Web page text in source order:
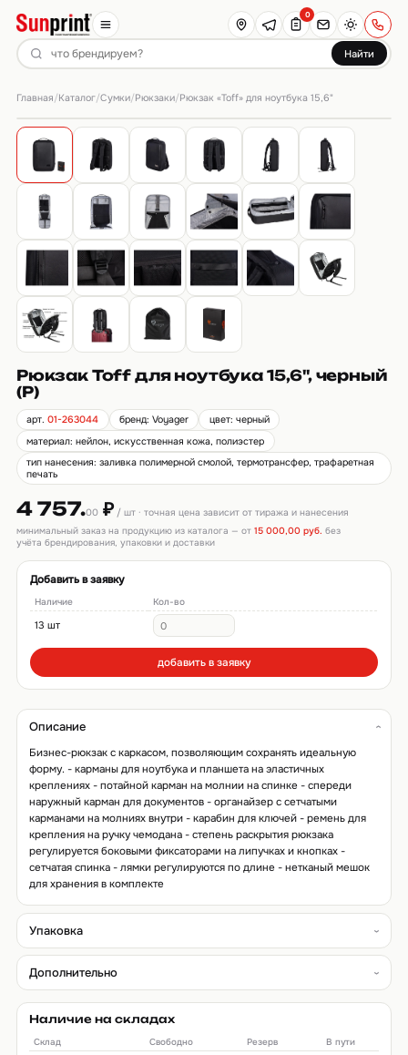
Найти
0
Главная/Каталог/Сумки/Рюкзаки/Рюкзак «Toff» для ноутбука 15,6"
Рюкзак Toff для ноутбука 15,6'', черный
(Р)
арт.01-263044 бренд: Voyager
цвет: черный
материал: нейлон, искусственная кожа, полиэстер
тип нанесения: заливка полимерной смолой, термотрансфер, трафаретная
печать
4 757.00₽/ шт · точная цена зависит от тиража и нанесения
минимальный заказ на продукцию из каталога — от 15 000,00 руб. без
учёта брендирования, упаковки и доставки
Добавить в заявку
Наличие Кол-во
13 шт
добавить в заявку
Описание
Бизнес-рюкзак с каркасом, позволяющим сохранять идеальную
форму. - карманы для ноутбука и планшета на эластичных
креплениях - потайной карман на молнии на спинке - спереди
наружный карман для документов - органайзер с сетчатыми
карманами на молниях внутри - карабин для ключей - ремень для
крепления на ручку чемодана - степень раскрытия рюкзака
регулируется боковыми фиксаторами на липучках и кнопках -
сетчатая спинка - лямки регулируются по длине - нетканый мешок
для хранения в комплекте
Упаковка
Дополнительно
Наличие на складах
Склад Свободно Резерв В пути